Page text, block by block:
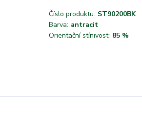
Číslo produktu: ST90200BK
Barva: antracit
Orientační stínivost: 85 %